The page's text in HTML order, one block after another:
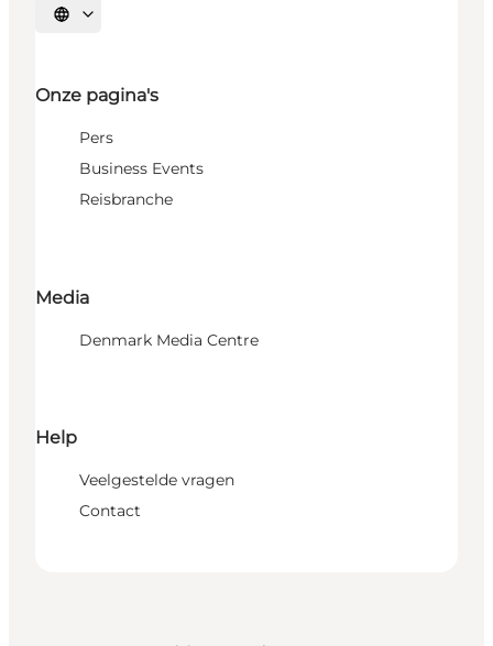
Selecteer taal
Onze pagina's
Pers
Business Events
Reisbranche
Media
Denmark Media Centre
Help
Veelgestelde vragen
Contact